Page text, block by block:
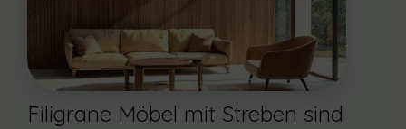
Filigrane Möbel mit Streben sind